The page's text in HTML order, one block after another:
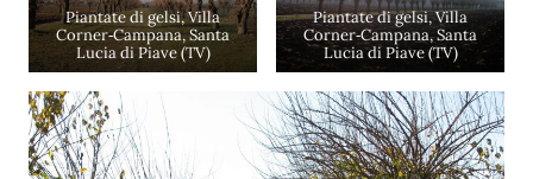
Piantate di gelsi, Villa
Corner‐Campana, Santa
Lucia di Piave (TV)
Piantate di gelsi, Villa
Corner‐Campana, Santa
Lucia di Piave (TV)